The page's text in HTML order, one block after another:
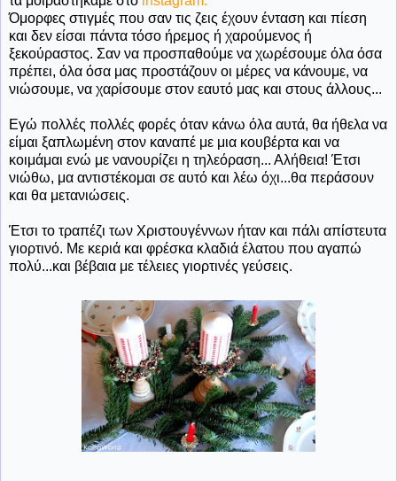
Όμορφες στιγμές που σαν τις ζεις έχουν ένταση και πίεση
και δεν είσαι πάντα τόσο ήρεμος ή χαρούμενος ή
ξεκούραστος. Σαν να προσπαθούμε να χωρέσουμε όλα όσα
πρέπει, όλα όσα μας προστάζουν οι μέρες να κάνουμε, να
νιώσουμε, να χαρίσουμε στον εαυτό μας και στους άλλους...
Εγώ πολλές πολλές φορές όταν κάνω όλα αυτά, θα ήθελα να
είμαι ξαπλωμένη στον καναπέ με μια κουβέρτα και να
κοιμάμαι ενώ με νανουρίζει η τηλεόραση... Αλήθεια! Έτσι
νιώθω, μα αντιστέκομαι σε αυτό και λέω όχι...θα περάσουν
και θα μετανιώσεις.
Έτσι το τραπέζι των Χριστουγέννων ήταν και πάλι απίστευτα
γιορτινό. Με κεριά και φρέσκα κλαδιά έλατου που αγαπώ
πολύ...και βέβαια με τέλειες γιορτινές γεύσεις.